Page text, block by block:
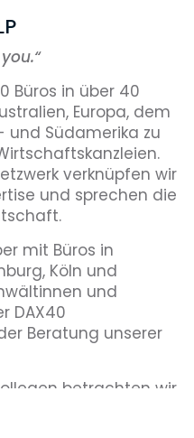
Büros in über 40
Europa, dem
und Südamerika zu
verknüpfen wir
und sprechen die
mit Büros in
Köln und
und
DAX40
Beratung unserer
betrachten wir